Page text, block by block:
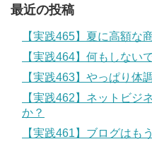
最近の投稿
【実践465】夏に高額な
【実践464】何もしない
【実践463】やっぱり体
【実践462】ネットビジ
か？
【実践461】ブログはも